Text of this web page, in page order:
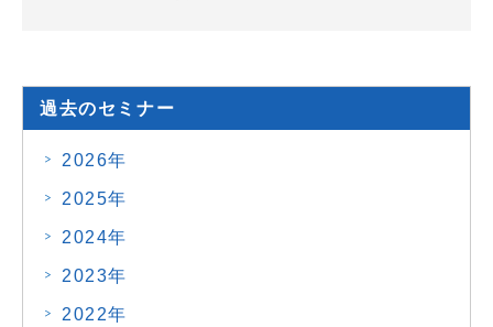
過去のセミナー
2026年
2025年
2024年
2023年
2022年